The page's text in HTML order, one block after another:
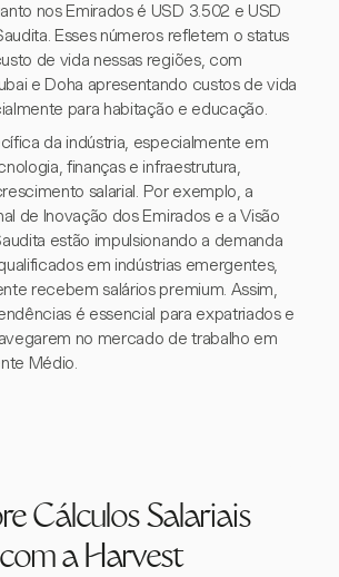
nos Emirados é USD 3.502 e USD
Esses números refletem o status
de vida nessas regiões, com
e Doha apresentando custos de vida
para habitação e educação.
da indústria, especialmente em
finanças e infraestrutura,
salarial. Por exemplo, a
de Inovação dos Emirados e a Visão
estão impulsionando a demanda
em indústrias emergentes,
recebem salários premium. Assim,
é essencial para expatriados e
no mercado de trabalho em
Médio.
Cálculos Salariais
com a Harvest